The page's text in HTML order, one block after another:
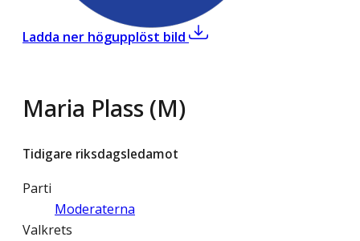
Ladda ner högupplöst bild ,Maria Plass (M)
Maria Plass (M)
Tidigare riksdagsledamot
Parti
Moderaterna
Valkrets